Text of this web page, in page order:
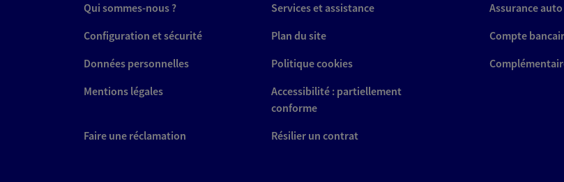
Qui sommes-nous ?
Services et assistance
Configuration et sécurité
Plan du site
Données personnelles
Politique cookies
Mentions légales
Accessibilité : partiellement
conforme
Faire une réclamation
Résilier un contrat
Assurance auto
Compte